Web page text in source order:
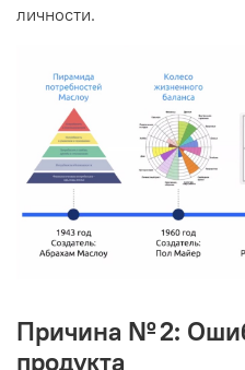
личности.
Причина № 2:
продукта